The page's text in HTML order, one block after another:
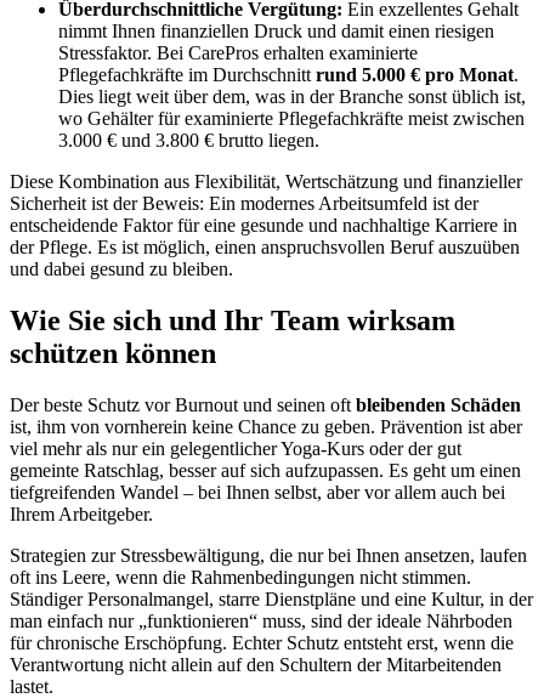
Überdurchschnittliche Vergütung: Ein exzellentes Gehalt
nimmt Ihnen finanziellen Druck und damit einen riesigen
Stressfaktor. Bei CarePros erhalten examinierte
Pflegefachkräfte im Durchschnitt rund 5.000 € pro Monat.
Dies liegt weit über dem, was in der Branche sonst üblich ist,
wo Gehälter für examinierte Pflegefachkräfte meist zwischen
3.000 € und 3.800 € brutto liegen.
Diese Kombination aus Flexibilität, Wertschätzung und finanzieller
Sicherheit ist der Beweis: Ein modernes Arbeitsumfeld ist der
entscheidende Faktor für eine gesunde und nachhaltige Karriere in
der Pflege. Es ist möglich, einen anspruchsvollen Beruf auszuüben
und dabei gesund zu bleiben.
Wie Sie sich und Ihr Team wirksam
schützen können
Der beste Schutz vor Burnout und seinen oft bleibenden Schäden
ist, ihm von vornherein keine Chance zu geben. Prävention ist aber
viel mehr als nur ein gelegentlicher Yoga-Kurs oder der gut
gemeinte Ratschlag, besser auf sich aufzupassen. Es geht um einen
tiefgreifenden Wandel – bei Ihnen selbst, aber vor allem auch bei
Ihrem Arbeitgeber.
Strategien zur Stressbewältigung, die nur bei Ihnen ansetzen, laufen
oft ins Leere, wenn die Rahmenbedingungen nicht stimmen.
Ständiger Personalmangel, starre Dienstpläne und eine Kultur, in der
man einfach nur „funktionieren“ muss, sind der ideale Nährboden
für chronische Erschöpfung. Echter Schutz entsteht erst, wenn die
Verantwortung nicht allein auf den Schultern der Mitarbeitenden
lastet.